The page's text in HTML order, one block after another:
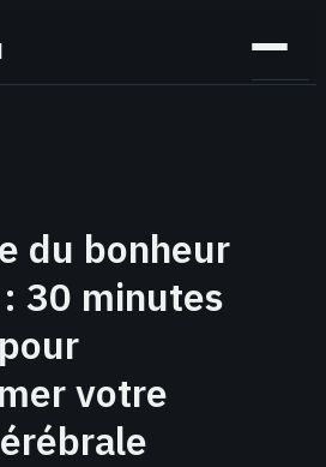
du bonheur
30 minutes
votre